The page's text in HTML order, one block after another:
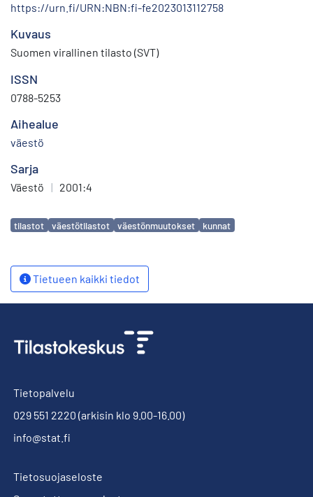
https://urn.fi/URN:NBN:fi-fe2023013112758
Kuvaus
Suomen virallinen tilasto (SVT)
ISSN
0788-5253
Aihealue
väestö
Sarja
Väestö | 2001:4
Avainsanat
tilastot väestötilastot väestönmuutokset kunnat
Tietueen kaikki tiedot
Tietopalvelu
029 551 2220 (arkisin klo 9.00-16.00)
info@stat.fi
Tietosuojaseloste